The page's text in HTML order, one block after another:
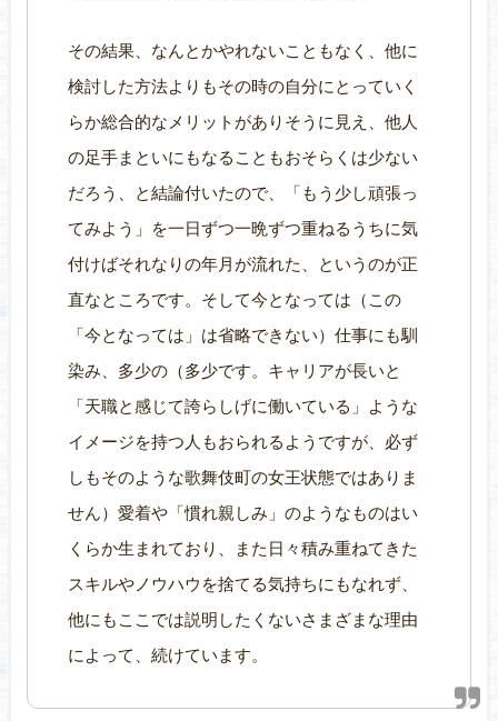
その結果、なんとかやれないこともなく、他に
検討した方法よりもその時の自分にとっていく
らか総合的なメリットがありそうに見え、他人
の足手まといにもなることもおそらくは少ない
だろう、と結論付いたので、「もう少し頑張っ
てみよう」を一日ずつ一晩ずつ重ねるうちに気
付けばそれなりの年月が流れた、というのが正
直なところです。そして今となっては（この
「今となっては」は省略できない）仕事にも馴
染み、多少の（多少です。キャリアが長いと
「天職と感じて誇らしげに働いている」ような
イメージを持つ人もおられるようですが、必ず
しもそのような歌舞伎町の女王状態ではありま
せん）愛着や「慣れ親しみ」のようなものはい
くらか生まれており、また日々積み重ねてきた
スキルやノウハウを捨てる気持ちにもなれず、
他にもここでは説明したくないさまざまな理由
によって、続けています。